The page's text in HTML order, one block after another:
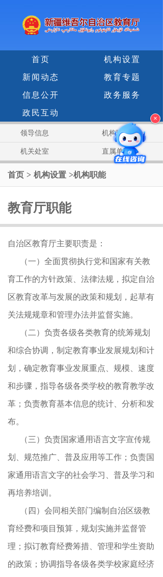
首页 机构设置
新闻动态 教育专题
信息公开 政务服务
政民互动
领导信息 机构职能
机关处室 直属单位
首页 > 机构设置 >机构职能
教育厅职能
自治区教育厅主要职责是：
（一）全面贯彻执行党和国家有关教
育工作的方针政策、法律法规 ， 拟定自治
区教育改革与发展的政策和规划，起草有
关法规规章和管理办法并监督实施。
（二）负责各级各类教育的统筹规划
和综合协调 ， 制定教育事业发展规划和计
划，确定教育事业发展重点、规模、速度
和步骤 ， 指导各级各类学校的教育教学改
革；负责教育基本信息的统计、分析和发
布。
（三）负责国家通用语言文字宣传规
划、规范推广、普及应用等工作 ； 负责国
家通用语言文字的社会学习、普及学习和
再培养培训。
（四）会同相关部门编制自治区级教
育经费和项目预算 ， 规划实施并监督管
理；拟订教育经费筹措、管理和学生资助
的政策 ； 协调指导各级各类学校家庭经济
×